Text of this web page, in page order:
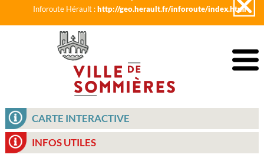
Inforoute Hérault :http://geo.herault.fr/inforoute/index.html
CARTE INTERACTIVE
INFOS UTILES